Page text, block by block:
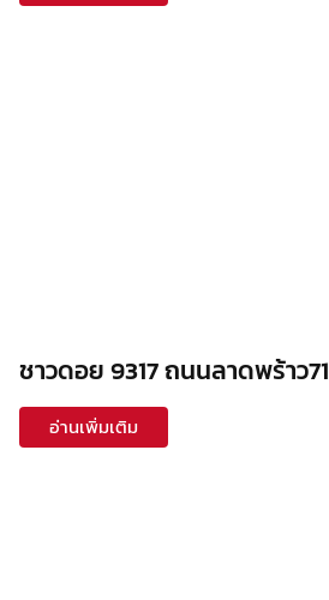
ชาวดอย 9317 ถนนลาดพร้าว71
อ่านเพิ่มเติม